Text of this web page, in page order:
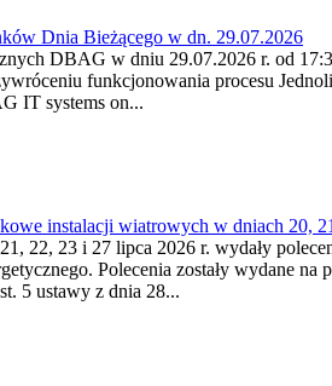
Dnia Bieżącego w dn. 29.07.2026
DBAG w dniu 29.07.2026 r. od
funkcjonowania procesu
IT systems on...
instalacji wiatrowych w dniach 20,
22, 23 i 27 lipca 2026 r. wydały
Polecenia zostały wydane
5 ustawy z dnia 28...